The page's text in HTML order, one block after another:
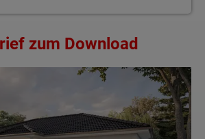
zum Download